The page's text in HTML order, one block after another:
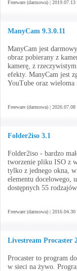
Freeware (darmowa) |
ManyCam 9.3.0.11
ManyCam jest
obraz pobierany z
kamerę, z
efekty. ManyCam jest
YouTube oraz
Freeware (darmowa) |
Folder2iso 3.1
Folder2iso - bardzo
tworzenie pliku ISO z
tylko z jednego okna,
elementu docelowego,
dostępnych 55
Freeware (darmowa) |
Livestream Procaster
Procaster to program
w sieci na żywo.